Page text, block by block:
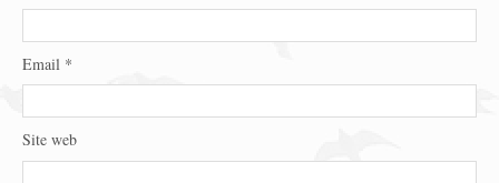
Email *
Site web